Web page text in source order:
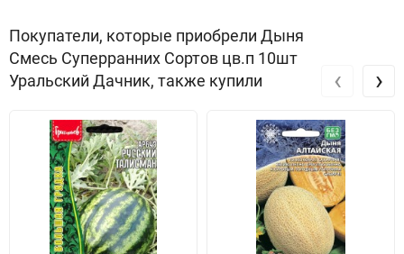
Покупатели, которые приобрели Дыня
Смесь Суперранних Сортов цв.п 10шт
Уральский Дачник, также купили
‹ ›